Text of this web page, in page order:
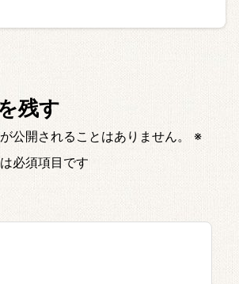
残す
公開されることはありません。
※
必須項目です